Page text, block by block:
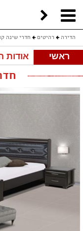
הדירה רהיטים חדרי שינה
ראשי אודות